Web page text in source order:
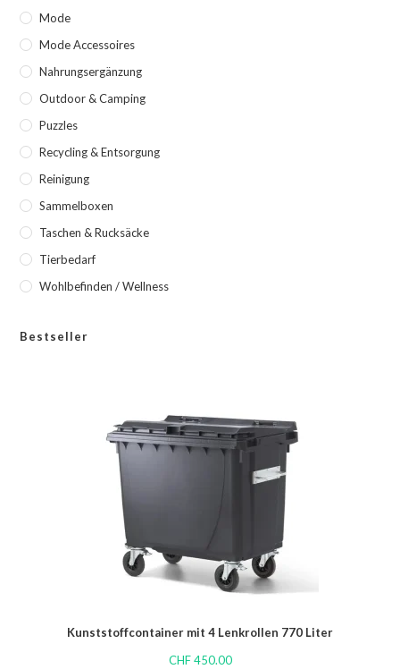
Mode
Mode Accessoires
Nahrungsergänzung
Outdoor & Camping
Puzzles
Recycling & Entsorgung
Reinigung
Sammelboxen
Taschen & Rucksäcke
Tierbedarf
Wohlbefinden / Wellness
Bestseller
Kunststoffcontainer mit 4 Lenkrollen 770 Liter
CHF450.00